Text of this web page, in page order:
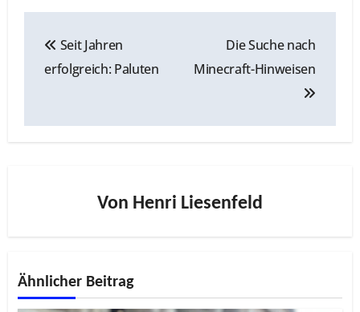
Seit Jahren
erfolgreich: Paluten
Die Suche nach
Minecraft-Hinweisen
Von Henri Liesenfeld
Ähnlicher Beitrag